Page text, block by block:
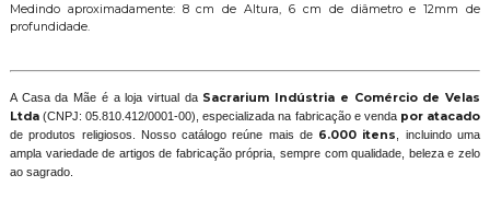
Medindo aproximadamente: 8 cm de Altura, 6 cm de diâmetro e 12mm de
profundidade.
A Casa da Mãe é a loja virtual daSacrarium Indústria e Comércio de Velas
Ltda(CNPJ: 05.810.412/0001-00), especializada na fabricação e venda por atacado
de produtos religiosos. Nosso catálogo reúne mais de 6.000 itens
, incluindo uma
ampla variedade de artigos de fabricação própria, sempre com qualidade, beleza e zelo
ao sagrado.